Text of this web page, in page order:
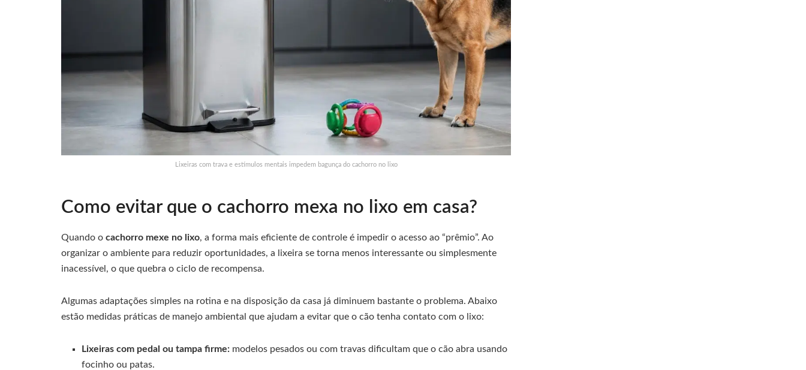
Lixeiras com trava e estímulos mentais impedem bagunça do cachorro no lixo
Como evitar que o cachorro mexa no lixo em casa?
Quando o cachorro mexe no lixo, a forma mais eficiente de controle é impedir o acesso ao “prêmio”. Ao
organizar o ambiente para reduzir oportunidades, a lixeira se torna menos interessante ou simplesmente
inacessível, o que quebra o ciclo de recompensa.
Algumas adaptações simples na rotina e na disposição da casa já diminuem bastante o problema. Abaixo
estão medidas práticas de manejo ambiental que ajudam a evitar que o cão tenha contato com o lixo:
Lixeiras com pedal ou tampa firme: modelos pesados ou com travas dificultam que o cão abra usando
focinho ou patas.